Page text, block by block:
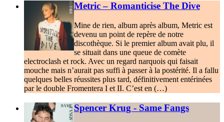
Metric – Romanticise The Dive
Mine de rien, album après album, Metric est
devenu un point de repère de notre
discothèque. Si le premier album avait plu, il
se situait dans une queue de comète
electroclash et rock. Avec un regard narquois qui faisait
mouche mais n’aurait pas suffi à passer à la postérité. Il a fallu
quelques belles réussites plus tard, définitivement entérinées
par le double Fromentera I et II. C’est en (…)
Spencer Krug - Same Fangs